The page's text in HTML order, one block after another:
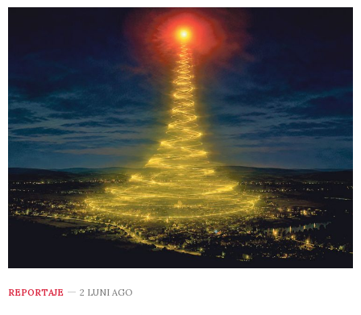
REPORTAJE 2 LUNI AGO